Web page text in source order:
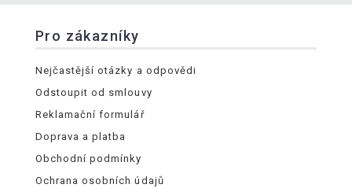
Pro zákazníky
Nejčastější otázky a odpovědi
Odstoupit od smlouvy
Reklamační formulář
Doprava a platba
Obchodní podmínky
Ochrana osobních údajů